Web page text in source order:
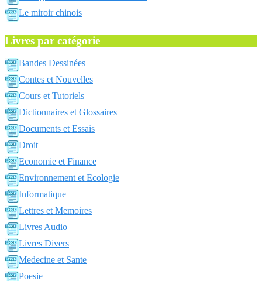
Le miroir chinois
Livres par catégorie
Bandes Dessinées
Contes et Nouvelles
Cours et Tutoriels
Dictionnaires et Glossaires
Documents et Essais
Droit
Economie et Finance
Environnement et Ecologie
Informatique
Lettres et Memoires
Livres Audio
Livres Divers
Medecine et Sante
Poesie